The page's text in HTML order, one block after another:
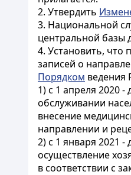
2. Утвердить
3. Национальной
центральной базы
4. Установить, что
записей о
Порядком ведения
1) с 1 апреля 2020
обслуживании
внесение
направлении и
2) с 1 января 2021
осуществление
в соответствии с